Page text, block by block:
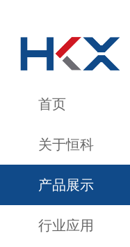
首页
关于恒科
鑫
产品展示
行业应用